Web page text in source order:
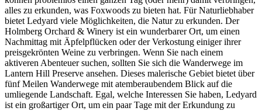
alles zu erkunden, was Foxwoods zu bieten hat. Für Naturliebhaber
bietet Ledyard viele Möglichkeiten, die Natur zu erkunden. Der
Holmberg Orchard & Winery ist ein wunderbarer Ort, um einen
Nachmittag mit Äpfelpflücken oder der Verkostung einiger ihrer
preisgekrönten Weine zu verbringen. Wenn Sie nach einem
aktiveren Abenteuer suchen, sollten Sie sich die Wanderwege im
Lantern Hill Preserve ansehen. Dieses malerische Gebiet bietet über
fünf Meilen Wanderwege mit atemberaubendem Blick auf die
umliegende Landschaft. Egal, welche Interessen Sie haben, Ledyard
ist ein großartiger Ort, um ein paar Tage mit der Erkundung zu